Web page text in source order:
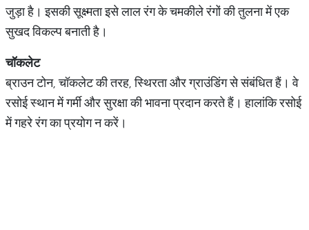
जुड़ा है। इसकी सूक्ष्मता इसे लाल रंग के चमकीले रंगों की तुलना में एक
सुखद विकल्प बनाती है।
चॉकलेट
ब्राउन टोन, चॉकलेट की तरह, स्थिरता और ग्राउंडिंग से संबंधित हैं। वे
रसोई स्थान में गर्मी और सुरक्षा की भावना प्रदान करते हैं। हालांकि रसोई
में गहरे रंग का प्रयोग न करें।